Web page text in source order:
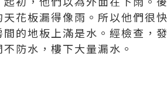
天花板漏得像雨。所以他們很
間的地板上滿是水。經檢查，
防水，樓下大量漏水。